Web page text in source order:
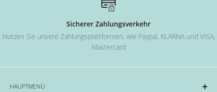
Sicherer Zahlungsverkehr
Nutzen Sie unsere Zahlungsplattformen, wie Paypal, KLARNA und VISA,
Mastercard
HAUPTMENÜ